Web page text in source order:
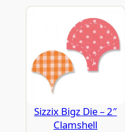
Sizzix Bigz Die – 2″
Clamshell